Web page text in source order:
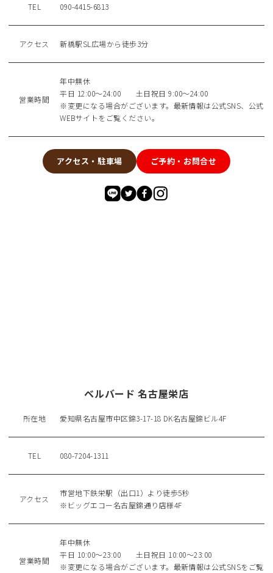
TEL 090-4415-6813
アクセス 新橋駅SL広場から徒歩3分
営業時間
年中無休
平日 12:00～24:00 土日祝日 9:00～24:00
※変更になる場合がございます。最新情報は公式SNS、公式
WEBサイトをご覧ください。
アクセス・駐車場 ご予約・お問合せ
ベルバード 名古屋栄店
所在地 愛知県名古屋市中区錦3-17-18 DK名古屋錦ビル4F
TEL 080-7204-1311
アクセス
市営地下鉄栄駅（出口1）より徒歩5秒
※ビッグエコー名古屋錦通り店様4F
営業時間
年中無休
平日 10:00〜23:00 土日祝日 10:00〜23:00
※変更になる場合がございます。最新情報は公式SNSをご覧